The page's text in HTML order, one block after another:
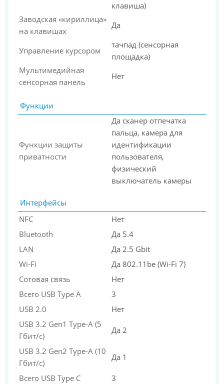
клавиша)
Заводская «кириллица»
на клавишах
Да
Управление курсором
тачпад (сенсорная
площадка)
Мультимедийная
сенсорная панель
Нет
Функции
Функции защиты
приватности
Да сканер отпечатка
пальца, камера для
идентификации
пользователя,
физический
выключатель камеры
Интерфейсы
NFC
Нет
Bluetooth
Да 5.4
LAN
Да 2.5 Gbit
Wi-Fi
Да 802.11be (Wi-Fi 7)
Сотовая связь
Нет
Всего USB Type A
3
USB 2.0
Нет
USB 3.2 Gen1 Type-A (5
Гбит/с)
Да 2
USB 3.2 Gen2 Type-A (10
Гбит/с)
Да 1
Всего USB Type C
3